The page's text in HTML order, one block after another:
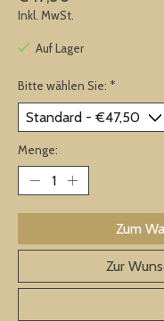
Inkl. MwSt.
Auf Lager
Bitte wählen Sie: *
Menge:
Zum
Zur